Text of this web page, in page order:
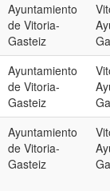
Ayuntamiento
de Vitoria-
Gasteiz
Ayuntamiento
de Vitoria-
Gasteiz
Ayuntamiento
de Vitoria-
Gasteiz